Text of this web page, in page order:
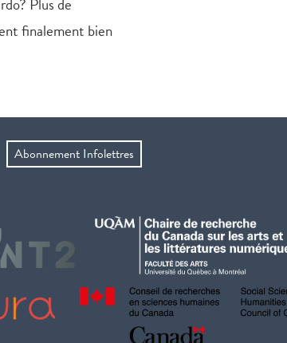
finalement bien
Abonnement Infolettres